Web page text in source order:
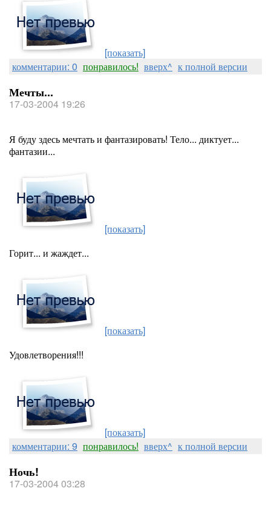
[показать]
комментарии: 0 понравилось! вверх^ к полной версии
Мечты...
17-03-2004 19:26
Я буду здесь мечтать и фантазировать! Тело... диктует...
фантазии...
[показать]
Горит... и жаждет...
[показать]
Удовлетворения!!!
[показать]
комментарии: 9 понравилось! вверх^ к полной версии
Ночь!
17-03-2004 03:28